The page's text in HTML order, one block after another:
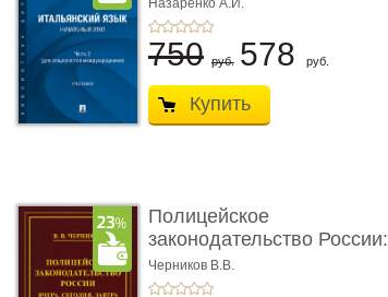
Назаренко А.И.
750 руб. 578 руб.
Купить
Полицейское
законодательство России:
вчера, с� ...
Черников В.В.